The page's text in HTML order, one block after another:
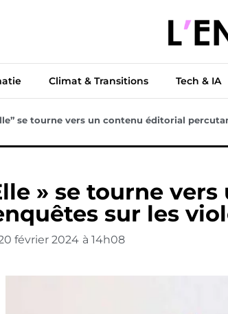
Diplomatie
Climat & Transitions Tech & IA
se tourne vers un contenu éditorial
» se tourne
sur les
février 2024 à 14h08